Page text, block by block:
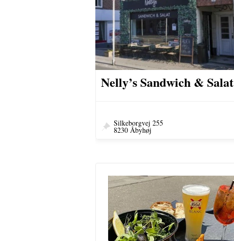
Nelly’s Sandwich & Salat
Silkeborgvej 255
8230 Åbyhøj